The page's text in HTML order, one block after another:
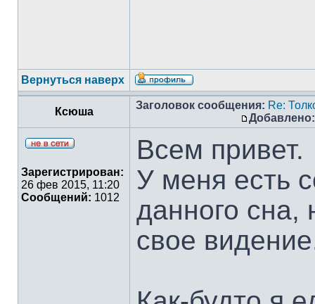
Вернуться наверх
Ксюша
Заголовок сообщения: Re:
Добавлено:
Зарегистрирован:
26 фев 2015, 11:20
Сообщений: 1012
Всем привет.
У меня есть
данного сна,
свое